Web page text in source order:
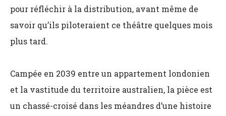
pour réfléchir à la distribution, avant même de
savoir qu’ils piloteraient ce théâtre quelques mois
plus tard.
Campée en 2039 entre un appartement londonien
et la vastitude du territoire australien, la pièce est
un chassé-croisé dans les méandres d’une histoire